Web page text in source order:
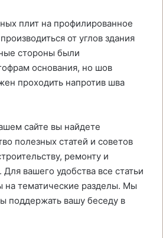
плит на профилированное
от углов здания
стороны были
основания, но шов
проходить напротив шва
сайте вы найдете
полезных статей и советов
ремонту и
вашего удобства все статьи
на тематические разделы. Мы
поддержать вашу беседу в